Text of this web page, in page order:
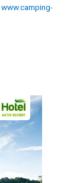
www.camping-